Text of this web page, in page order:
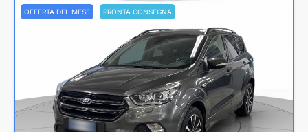
OFFERTA DEL MESE PRONTA CONSEGNA